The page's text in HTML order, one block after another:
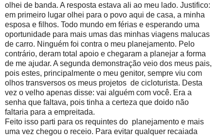
olhei de banda. A resposta estava ali ao meu lado. Justifico:
em primeiro lugar olhei para o povo aqui de casa, a minha
esposa e filhos. Todo mundo em férias e esperando uma
oportunidade para mais umas das minhas viagens malucas
de carro. Ninguém foi contra o meu planejamento. Pelo
contrário, deram total apoio e chegaram a planejar a forma
de me ajudar. A segunda demonstração veio dos meus pais,
pois estes, principalmente o meu genitor, sempre viu com
olhos transversos os meus projetos de cicloturista. Desta
vez o velho apenas disse: vai alguém com você. Era a
senha que faltava, pois tinha a certeza que doido não
faltaria para a empreitada.
Feito isso parti para os requintes do planejamento e mais
uma vez chegou o receio. Para evitar qualquer recaiada